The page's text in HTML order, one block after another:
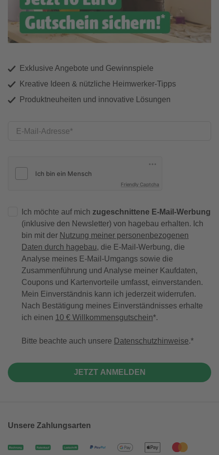
Exklusive Angebote und Gewinnspiele
Kreative Ideen & nützliche Heimwerker-Tipps
Produktneuheiten und innovative Lösungen
E-Mail-Adresse
Friendly Captcha
Ich möchte auf mich zugeschnittene E-Mail-Werbung
(inklusive den Newsletter) von hagebau erhalten. Ich
bin mit der Nutzung meiner personenbezogenen
Daten durch hagebau, die E-Mail-Werbung, die
Analyse meines E-Mail-Umgangs sowie die
Zusammenführung und Analyse meiner Kaufdaten,
Coupons und Kartenvorteile umfasst, einverstanden.
Mein Einverständnis kann ich jederzeit widerrufen.
Nach Bestätigung meines Einverständnisses erhalte
ich einen 10 € Willkommensgutschein*.
Bitte beachte auch unsere Datenschutzhinweise.
JETZT ANMELDEN
Unsere Zahlungsarten